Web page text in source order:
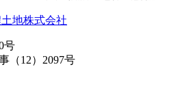
号
（12）2097号